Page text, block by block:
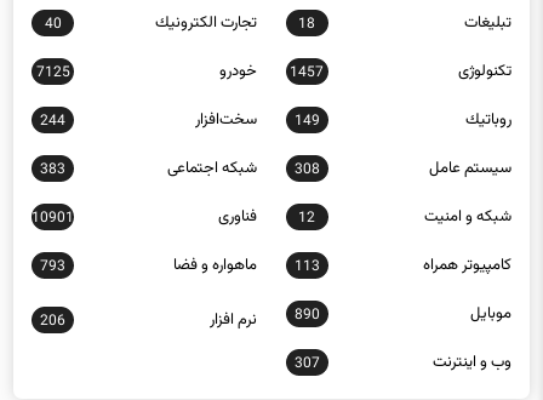
تبلیغات 18 تجارت الكترونيك 40
تکنولوژی 1457 خودرو 7125
روباتيك 149 سخت‌افزار 244
سيستم عامل 308 شبكه اجتماعی 383
شبكه و امنيت 12 فناوری 10901
كامپيوتر همراه 113 ماهواره و فضا 793
موبايل 890 نرم افزار 206
وب و اينترنت 307